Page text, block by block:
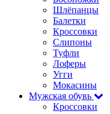
Шлёпанцы
Балетки
Кроссовки
Слипоны
Туфли
Лоферы
Угги
Мокасины
Мужская обувь
Кроссовки